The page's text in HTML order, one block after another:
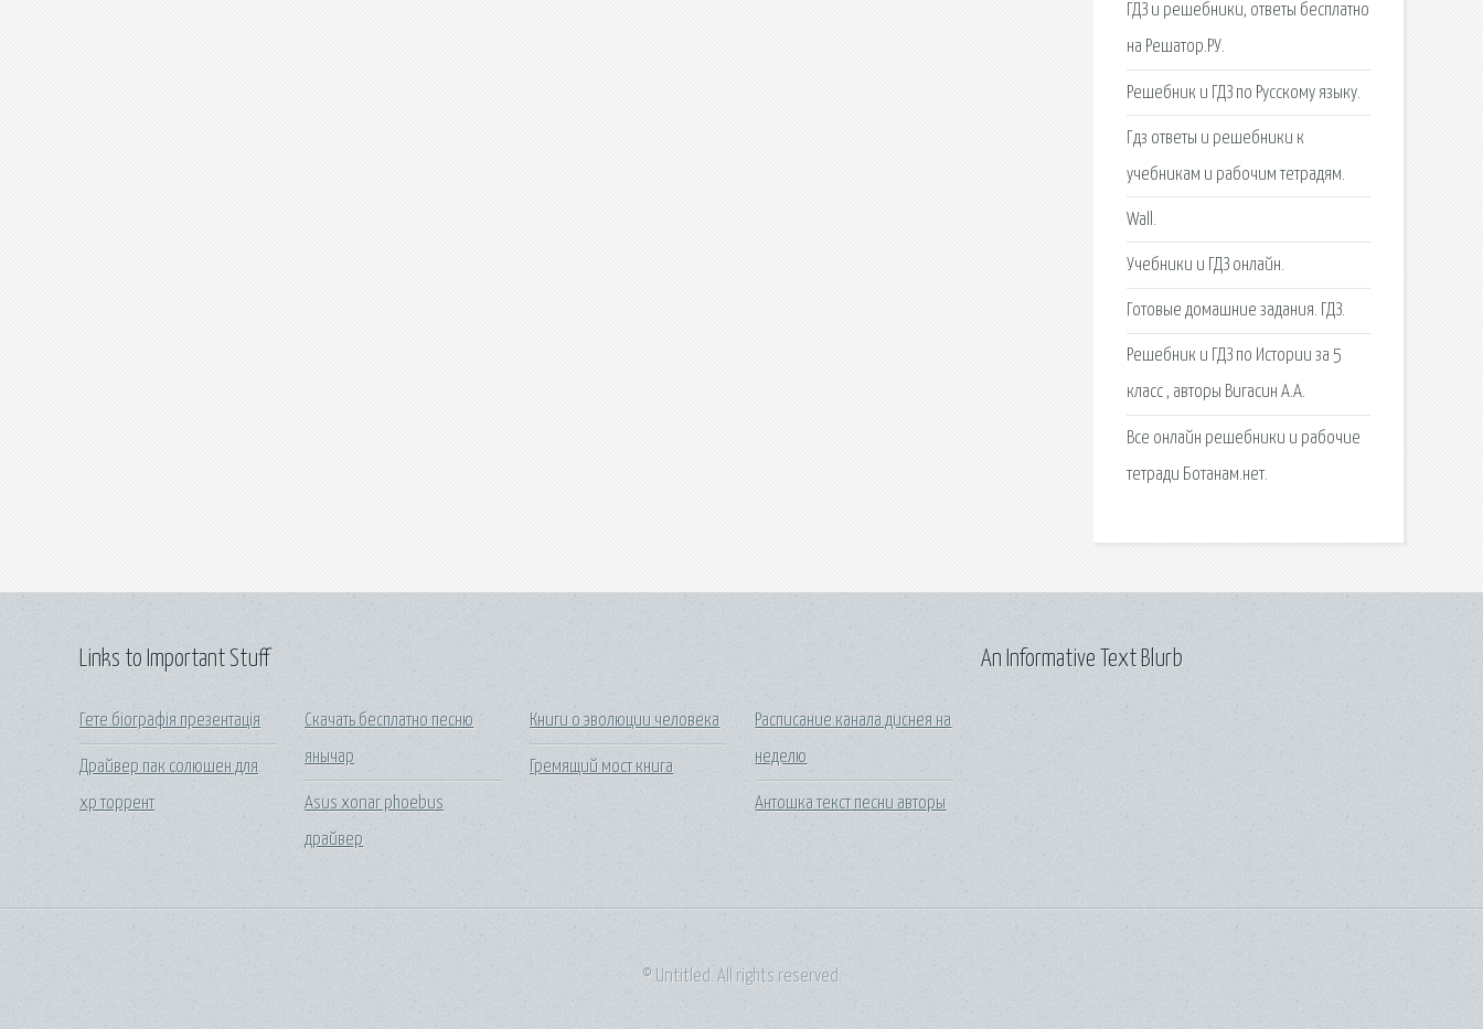
ГДЗ и решебники, ответы бесплатно
на Решатор.РУ.
Решебник и ГДЗ по Русскому языку.
Гдз ответы и решебники к
учебникам и рабочим тетрадям.
Wall.
Учебники и ГДЗ онлайн.
Готовые домашние задания. ГДЗ.
Решебник и ГДЗ по Истории за 5
класс , авторы Вигасин А.А.
Все онлайн решебники и рабочие
тетради Ботанам.нет.
Links to Important Stuff
Гете біографія презентація
Драйвер пак солюшен для
хр торрент
Скачать бесплатно песню
янычар
Asus xonar phoebus
драйвер
Книги о эволюции человека
Гремящий мост книга
Расписание канала диснея на
неделю
Антошка текст песни авторы
An Informative Text Blurb
© Untitled. All rights reserved.